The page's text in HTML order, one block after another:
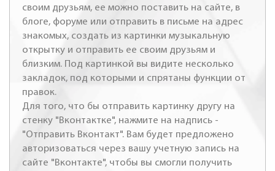
своим друзьям, ее можно поставить на сайте, в
блоге, форуме или отправить в письме на адрес
знакомых, создать из картинки музыкальную
открытку и отправить ее своим друзьям и
близким. Под картинкой вы видите несколько
закладок, под которыми и спрятаны функции от
правок.
Для того, что бы отправить картинку другу на
стенку "Вконтактке", нажмите на надпись -
"Отправить Вконтакт". Вам будет предложено
авторизоваться через вашу учетную запись на
сайте "Вконтакте", чтобы вы смогли получить